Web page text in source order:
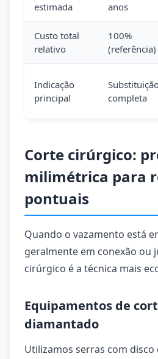
estimada
anos
Custo total
relativo
100%
(referência)
Indicação
principal
completa
Corte cirúrgico:
milimétrica para
pontuais
Quando o vazamento está
geralmente em conexão ou
cirúrgico é a técnica mais
Equipamentos de
diamantado
Utilizamos serras com